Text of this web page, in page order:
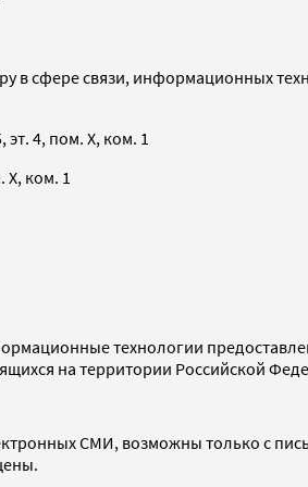
в сфере связи, информационных
4, пом. X, ком. 1
X, ком. 1
технологии
на территории Российской
СМИ, возможны только с